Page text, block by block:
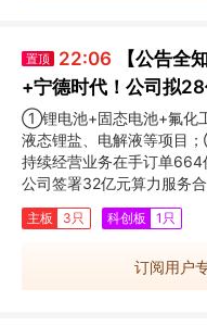
置顶 22:06
【公告全
+宁德时代！公司拟
目
①锂电池+固态电池+氟化
液态锂盐、电解液等项目
持续经营业务在手订单
公司签署32亿元算力服务合
主板 3只 科创板 1只
订阅用户